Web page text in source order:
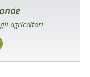
agricoltori